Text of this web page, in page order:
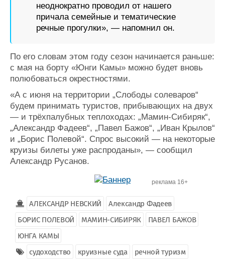
неоднократно проводил от нашего
причала семейные и тематические
речные прогулки», — напомнил он.
По его словам этом году сезон начинается раньше:
с мая на борту «Юнги Камы» можно будет вновь
полюбоваться окрестностями.
«А с июня на территории „Слободы солеваров“
будем принимать туристов, прибывающих на двух
— и трёхпалубных теплоходах: „Мамин-Сибиряк“,
„Александр Фадеев“, „Павел Бажов“, „Иван Крылов“
и „Борис Полевой“. Спрос высокий — на некоторые
круизы билеты уже распроданы», — сообщил
Александр Русанов.
реклама 16+
АЛЕКСАНДР НЕВСКИЙ
Александр Фадеев
БОРИС ПОЛЕВОЙ
МАМИН-СИБИРЯК
ПАВЕЛ БАЖОВ
ЮНГА КАМЫ
судоходство
круизные суда
речной туризм